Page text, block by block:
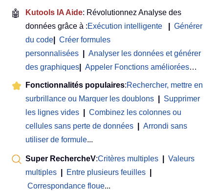
🤖 Kutools IA Aide: Révolutionnez Analyse des
données grâce à :Exécution intelligente
Générer
du code
Créer formules
personnalisées
Analyser les données et générer
des graphiques
Appeler Fonctions améliorées…
Fonctionnalités populaires:Rechercher, mettre en
surbrillance ou Marquer les doublons
Supprimer
les lignes vides
Combinez les colonnes ou
cellules sans perte de données
Arrondi sans
utiliser de formule...
Super RechercheV:Critères multiples
Valeurs
multiples
Entre plusieurs feuilles
Correspondance floue...